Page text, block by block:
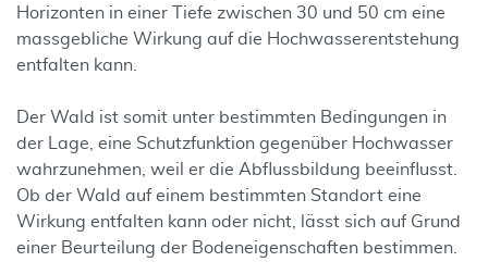
Horizonten in einer Tiefe zwischen 30 und 50 cm eine
massgebliche Wirkung auf die Hochwasserentstehung
entfalten kann.
Der Wald ist somit unter bestimmten Bedingungen in
der Lage, eine Schutzfunktion gegenüber Hochwasser
wahrzunehmen, weil er die Abflussbildung beeinflusst.
Ob der Wald auf einem bestimmten Standort eine
Wirkung entfalten kann oder nicht, lässt sich auf Grund
einer Beurteilung der Bodeneigenschaften bestimmen.